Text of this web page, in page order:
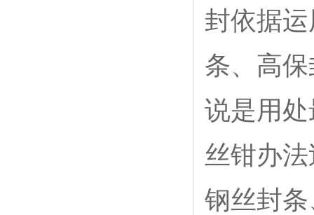
封依据
条、高
说是用
丝钳办
钢丝封